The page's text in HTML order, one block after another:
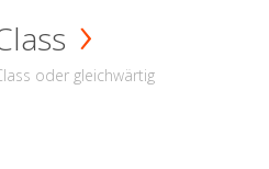
oder gleichwärtig